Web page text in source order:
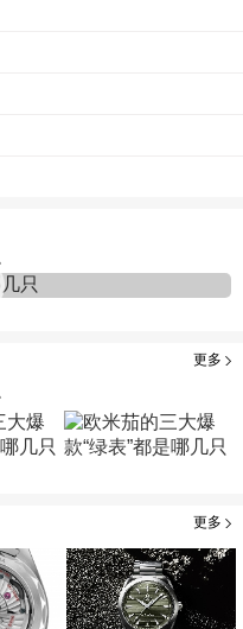
更多
更多